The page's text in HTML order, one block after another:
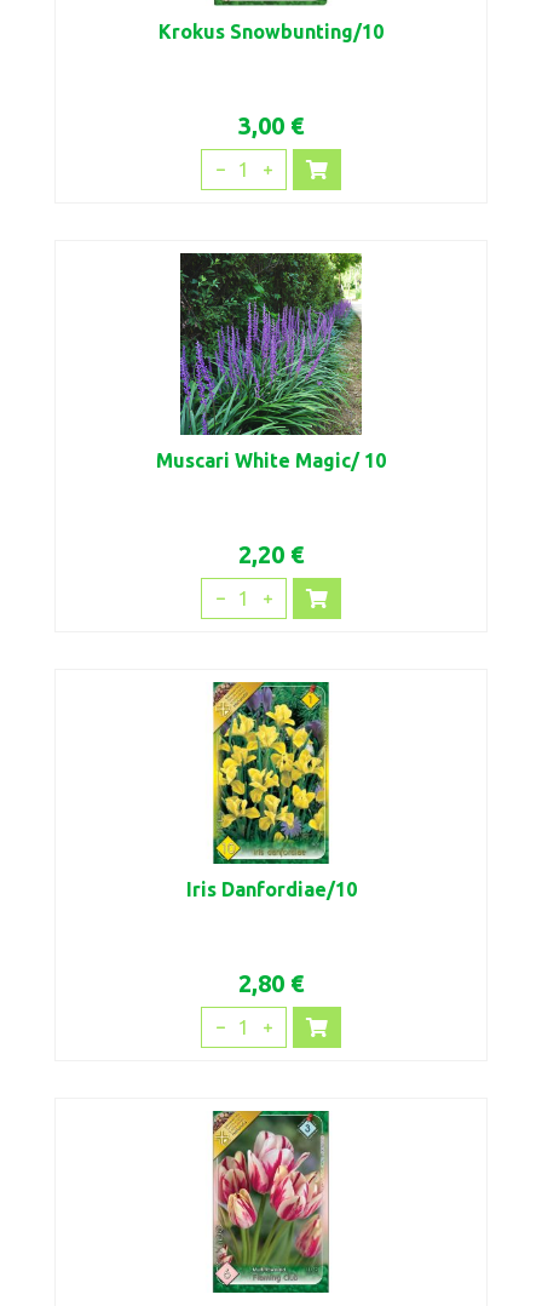
Krokus Snowbunting/10
3,00 €
1
Muscari White Magic/ 10
2,20 €
1
Iris Danfordiae/10
2,80 €
1